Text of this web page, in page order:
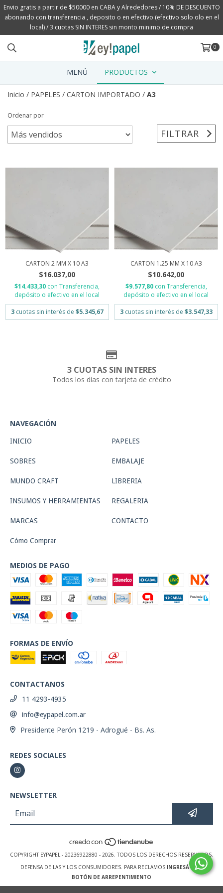
Envio gratis a partir de $50000 en CABA y Alrededores / 10% DE DESCUENTO
abonando con transferencia , deposito o en efectivo (efectivo solo olo en el
local) / 3 cuotas SIN INTERES sin monto minimo de compra
0
MENÚ PRODUCTOS
Inicio / PAPELES / CARTON IMPORTADO / A3
Ordenar por
FILTRAR
CARTON 2 MM X 10 A3
$16.037,00
$14.433,30 con Transferencia,
depósito o efectivo en el local
3 cuotas sin interés de $5.345,67
CARTON 1.25 MM X 10 A3
$10.642,00
$9.577,80 con Transferencia,
depósito o efectivo en el local
3 cuotas sin interés de $3.547,33
3 CUOTAS SIN INTERES
Todos los días con tarjeta de crédito
NAVEGACIÓN
INICIO PAPELES
SOBRES EMBALAJE
MUNDO CRAFT LIBRERIA
INSUMOS Y HERRAMIENTAS REGALERIA
MARCAS CONTACTO
Cómo Comprar
MEDIOS DE PAGO
FORMAS DE ENVÍO
CONTACTANOS
11 4293-4935
info@eypapel.com.ar
Presidente Perón 1219 - Adrogué - Bs. As.
REDES SOCIALES
NEWSLETTER
COPYRIGHT EYPAPEL - 20236922880 - 2026. TODOS LOS DERECHOS RESERVADOS.
DEFENSA DE LAS Y LOS CONSUMIDORES. PARA RECLAMOS INGRESÁ ACÁ.
BOTÓN DE ARREPENTIMIENTO